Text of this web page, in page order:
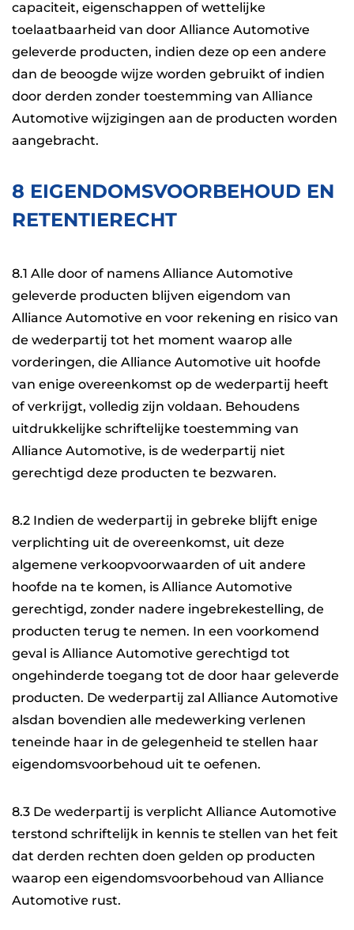
capaciteit, eigenschappen of wettelijke
toelaatbaarheid van door Alliance Automotive
geleverde producten, indien deze op een andere
dan de beoogde wijze worden gebruikt of indien
door derden zonder toestemming van Alliance
Automotive wijzigingen aan de producten worden
aangebracht.
8 EIGENDOMSVOORBEHOUD EN
RETENTIERECHT
8.1 Alle door of namens Alliance Automotive
geleverde producten blijven eigendom van
Alliance Automotive en voor rekening en risico van
de wederpartij tot het moment waarop alle
vorderingen, die Alliance Automotive uit hoofde
van enige overeenkomst op de wederpartij heeft
of verkrijgt, volledig zijn voldaan. Behoudens
uitdrukkelijke schriftelijke toestemming van
Alliance Automotive, is de wederpartij niet
gerechtigd deze producten te bezwaren.
8.2 Indien de wederpartij in gebreke blijft enige
verplichting uit de overeenkomst, uit deze
algemene verkoopvoorwaarden of uit andere
hoofde na te komen, is Alliance Automotive
gerechtigd, zonder nadere ingebrekestelling, de
producten terug te nemen. In een voorkomend
geval is Alliance Automotive gerechtigd tot
ongehinderde toegang tot de door haar geleverde
producten. De wederpartij zal Alliance Automotive
alsdan bovendien alle medewerking verlenen
teneinde haar in de gelegenheid te stellen haar
eigendomsvoorbehoud uit te oefenen.
8.3 De wederpartij is verplicht Alliance Automotive
terstond schriftelijk in kennis te stellen van het feit
dat derden rechten doen gelden op producten
waarop een eigendomsvoorbehoud van Alliance
Automotive rust.